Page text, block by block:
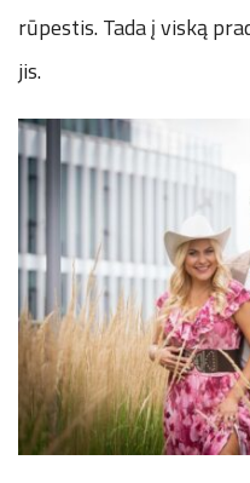
rūpestis. Tada į viską
jis.